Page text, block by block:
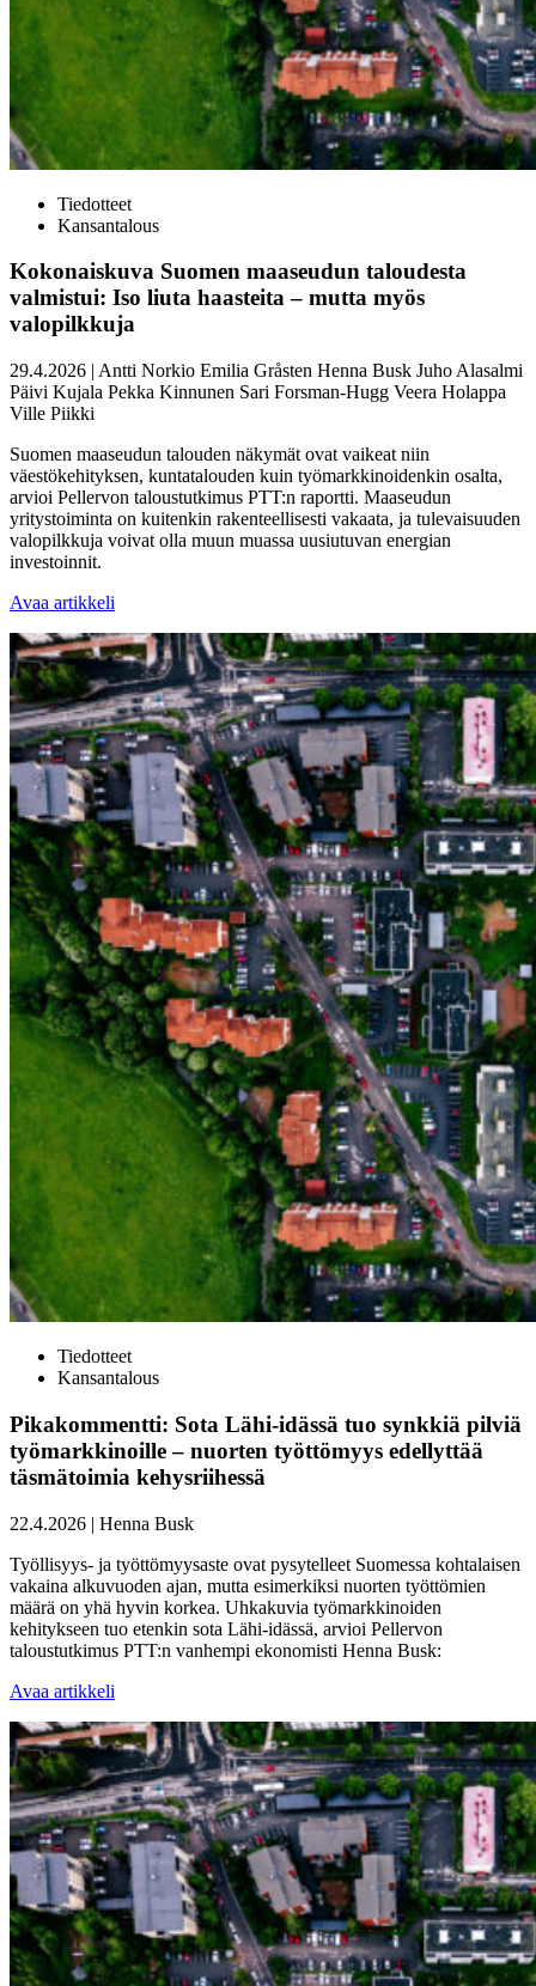
Tiedotteet
Kansantalous
Kokonaiskuva Suomen maaseudun taloudesta
valmistui: Iso liuta haasteita – mutta myös
valopilkkuja
29.4.2026 | Antti Norkio Emilia Gråsten Henna Busk Juho Alasalmi
Päivi Kujala Pekka Kinnunen Sari Forsman-Hugg Veera Holappa
Ville Piikki
Suomen maaseudun talouden näkymät ovat vaikeat niin
väestökehityksen, kuntatalouden kuin työmarkkinoidenkin osalta,
arvioi Pellervon taloustutkimus PTT:n raportti. Maaseudun
yritystoiminta on kuitenkin rakenteellisesti vakaata, ja tulevaisuuden
valopilkkuja voivat olla muun muassa uusiutuvan energian
investoinnit.
Avaa artikkeli
Tiedotteet
Kansantalous
Pikakommentti: Sota Lähi-idässä tuo synkkiä pilviä
työmarkkinoille – nuorten työttömyys edellyttää
täsmätoimia kehysriihessä
22.4.2026 | Henna Busk
Työllisyys- ja työttömyysaste ovat pysytelleet Suomessa kohtalaisen
vakaina alkuvuoden ajan, mutta esimerkiksi nuorten työttömien
määrä on yhä hyvin korkea. Uhkakuvia työmarkkinoiden
kehitykseen tuo etenkin sota Lähi-idässä, arvioi Pellervon
taloustutkimus PTT:n vanhempi ekonomisti Henna Busk:
Avaa artikkeli